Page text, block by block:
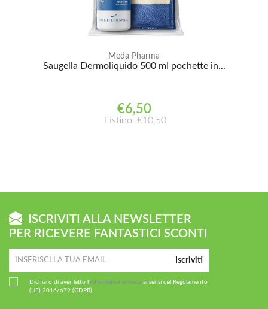
Meda Pharma
Saugella Dermoliquido 500 ml pochette in...
€6,50
Listino: €10,50
ISCRIVITI ALLA NEWSLETTER
PER RICEVERE FANTASTICI SCONTI
Iscriviti
Dichiaro di aver letto l'informativa privacy ai sensi del Regolamento
(UE) 2016/679 (GDPR).